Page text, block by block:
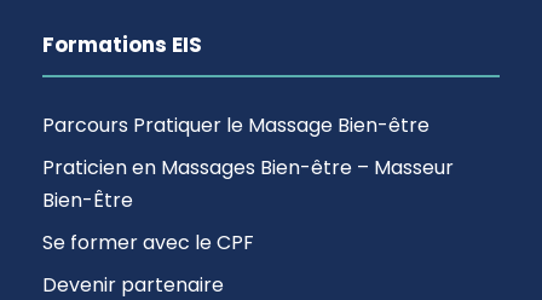
Formations EIS
Parcours Pratiquer le Massage Bien-être
Praticien en Massages Bien-être – Masseur
Bien-Être
Se former avec le CPF
Devenir partenaire